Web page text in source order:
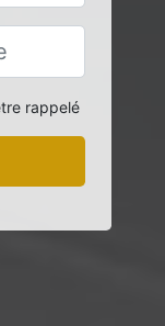
rappelé